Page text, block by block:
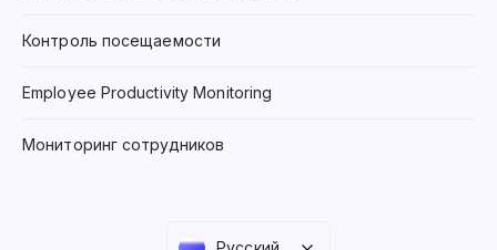
Контроль посещаемости
Employee Productivity Monitoring
Мониторинг сотрудников